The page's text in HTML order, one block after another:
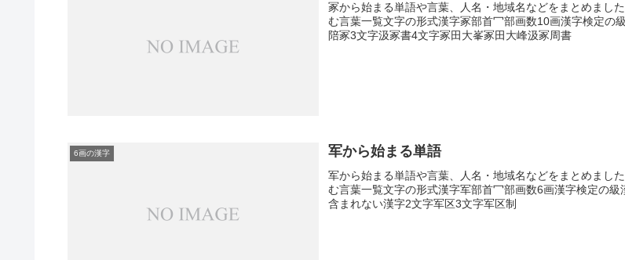
冢から始まる単語や言葉、人名・地域名などをまとめまし
む言葉一覧文字の形式漢字冢部首冖部画数10画漢字検定の
陪冢3文字汲冢書4文字冢田大峯冢田大峰汲冢周書
6画の漢字 军から始まる単語
军から始まる単語や言葉、人名・地域名などをまとめまし
む言葉一覧文字の形式漢字军部首冖部画数6画漢字検定の級
含まれない漢字2文字军区3文字军区制